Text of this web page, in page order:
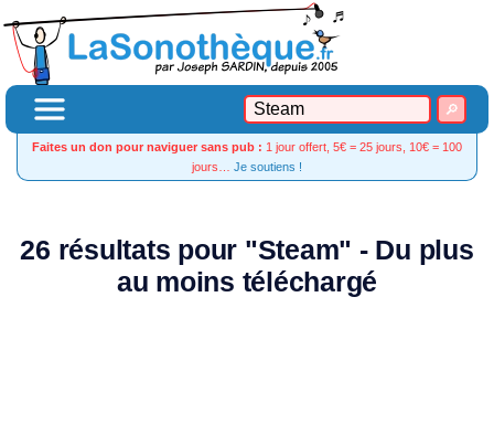
Faites un don pour naviguer sans pub : 1 jour offert, 5€ = 25 jours, 10€ = 100
jours… Je soutiens !
26 résultats pour "Steam" - Du plus
au moins téléchargé